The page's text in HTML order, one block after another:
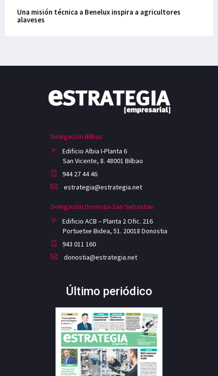
Una misión técnica a Benelux inspira a agricultores
alaveses
Delegación Bilbao
Edificio Albia I-Planta 6
San Vicente, 8. 48001 Bilbao
944 27 44 46
estrategia@estrategia.net
Delegación Donostia-San Sebastian
Edificio ACB – Planta 2 Ofic. 216
Portuetxe Bidea, 51. 20018 Donostia
943 011 160
donostia@estrategia.net
Último periódico